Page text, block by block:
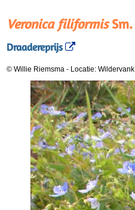
Veronica filiformisSm.
Draadereprijs
© Willie Riemsma - Locatie: Wildervank